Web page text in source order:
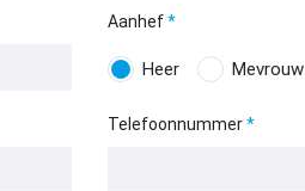
Aanhef
Heer Mevrouw
Telefoonnummer